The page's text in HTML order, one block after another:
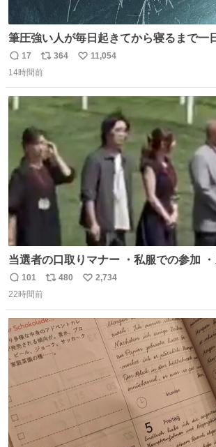
筆圧強い人が毎日起きてから寝るまで一
とこうなる。 異常事態です。
返
信
17
リ
ポ
ト
364
い
数
11,054
14時間前
当選者の口取りマナー ・私服での参加 ・スマートフォンで
の撮影 ・調教師へ自分から握手を求める
ボンにインしていない服装 ・ボディーバッグ
ほしい #DMMバヌーシ
返
信
101
リ
ト
数
480
い
数
2,734
22時間前